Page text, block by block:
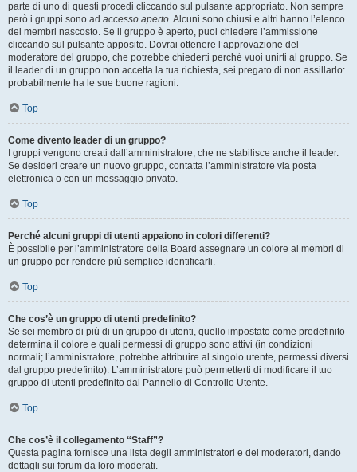
parte di uno di questi procedi cliccando sul pulsante appropriato. Non sempre
però i gruppi sono ad accesso aperto. Alcuni sono chiusi e altri hanno l’elenco
dei membri nascosto. Se il gruppo è aperto, puoi chiedere l’ammissione
cliccando sul pulsante apposito. Dovrai ottenere l’approvazione del
moderatore del gruppo, che potrebbe chiederti perché vuoi unirti al gruppo. Se
il leader di un gruppo non accetta la tua richiesta, sei pregato di non assillarlo:
probabilmente ha le sue buone ragioni.
Top
Come divento leader di un gruppo?
I gruppi vengono creati dall’amministratore, che ne stabilisce anche il leader.
Se desideri creare un nuovo gruppo, contatta l’amministratore via posta
elettronica o con un messaggio privato.
Top
Perché alcuni gruppi di utenti appaiono in colori differenti?
È possibile per l’amministratore della Board assegnare un colore ai membri di
un gruppo per rendere più semplice identificarli.
Top
Che cos’è un gruppo di utenti predefinito?
Se sei membro di più di un gruppo di utenti, quello impostato come predefinito
determina il colore e quali permessi di gruppo sono attivi (in condizioni
normali; l’amministratore, potrebbe attribuire al singolo utente, permessi diversi
dal gruppo predefinito). L’amministratore può permetterti di modificare il tuo
gruppo di utenti predefinito dal Pannello di Controllo Utente.
Top
Che cos’è il collegamento “Staff”?
Questa pagina fornisce una lista degli amministratori e dei moderatori, dando
dettagli sui forum da loro moderati.